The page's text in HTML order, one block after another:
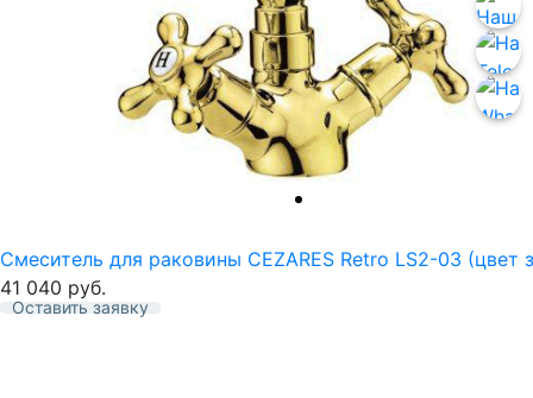
Смеситель для раковины CEZARES Retro LS2-03 (цвет
41 040 руб.
Оставить заявку